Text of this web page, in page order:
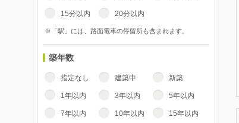
15分以内 20分以内
※「駅」には、路面電車の停留所も含まれます。
築年数
指定なし 建築中 新築
1年以内 3年以内 5年以内
7年以内 10年以内 15年以内